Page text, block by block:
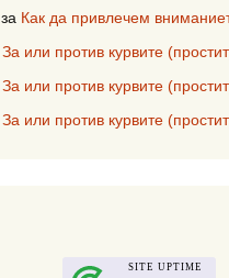
за Как да привлечем
За или против курвите
За или против курвите
За или против курвите